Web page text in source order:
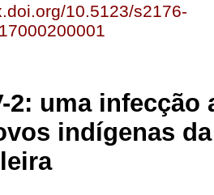
10.5123/s2176-
2: uma infecção
indígenas